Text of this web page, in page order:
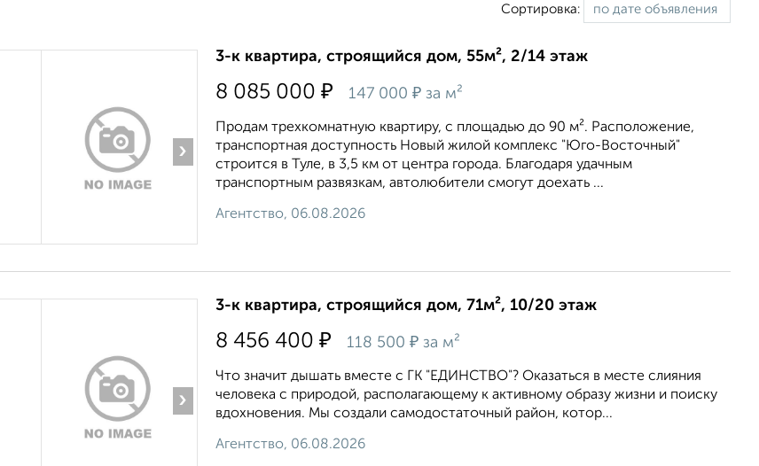
Сортировка:
›
3-к квартира, строящийся дом, 55м², 2/14 этаж
8 085 000 ₽ 147 000 ₽ за м²
Продам трехкомнатную квартиру, c площадью до 90 м². Расположение,
транспортная доступность Новый жилой комплекс "Юго-Восточный"
строится в Туле, в 3,5 км от центра города. Благодаря удачным
транспортным развязкам, автолюбители смогут доехать ...
Агентство, 06.08.2026
›
3-к квартира, строящийся дом, 71м², 10/20 этаж
8 456 400 ₽ 118 500 ₽ за м²
Что значит дышать вместе с ГК "ЕДИНСТВО"? Оказаться в месте слияния
человека с природой, располагающему к активному образу жизни и поиску
вдохновения. Мы создали самодостаточный район, котор...
Агентство, 06.08.2026